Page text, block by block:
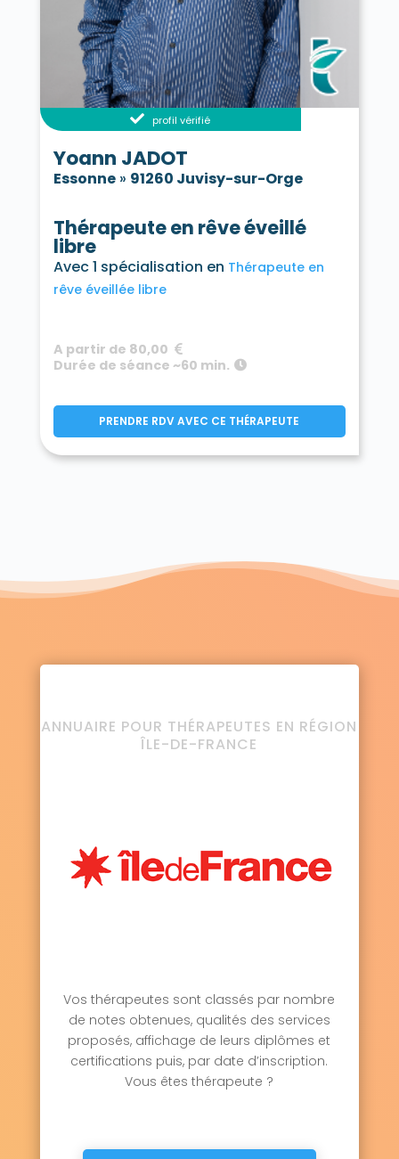
profil vérifié
Yoann JADOT
Essonne» 91260 Juvisy-sur-Orge
Thérapeute en rêve éveillé
libre
Avec 1 spécialisation en Thérapeute en
rêve éveillée libre
A partir de 80,00
Durée de séance ~60 min.
PRENDRE RDV AVEC CE THÉRAPEUTE
ANNUAIRE POUR THÉRAPEUTES EN RÉGION
ÎLE-DE-FRANCE
Vos thérapeutes sont classés par nombre
de notes obtenues, qualités des services
proposés, affichage de leurs diplômes et
certifications puis, par date d’inscription.
Vous êtes thérapeute ?